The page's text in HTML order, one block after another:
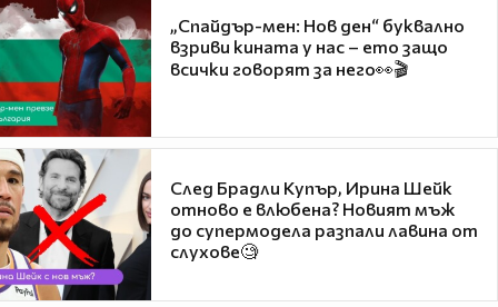
„Спайдър-мен: Нов ден“ буквално
взриви кината у нас – ето защо
всички говорят за него👀🎬
След Брадли Купър, Ирина Шейк
отново е влюбена? Новият мъж
до супермодела разпали лавина от
слухове🧐